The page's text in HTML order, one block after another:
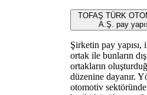
TOFAŞ TÜRK
A.Ş. pay
Şirketin pay yapısı,
ortak ile bunların
ortakların
düzenine dayanır.
otomotiv